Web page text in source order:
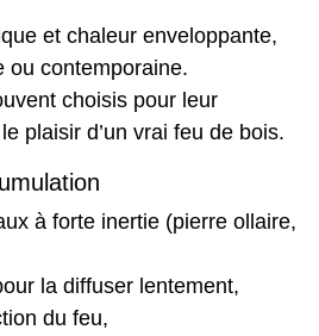
et chaleur enveloppante,
ou contemporaine.
choisis pour leur
plaisir d’un vrai feu de bois.
à forte inertie (pierre ollaire,
la diffuser lentement,
du feu,